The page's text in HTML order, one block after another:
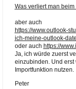
Was verliert man
aber auch
https://www.outlook-
ich-meine-outlook-
oder auch https://
Ja, ich würde zuerst
einzubinden. Und erst
Importfunktion nutzen.
Peter